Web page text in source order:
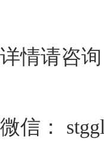
详情请咨
微信：